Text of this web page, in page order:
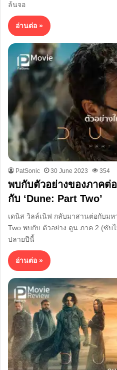
ล้นจอ
อ่านต่อ »
PatSonic 30 June 2023 354
พบกับตัวอย่างของภาคต่
กับ ‘Dune: Part Two’
เดนิส วิลล์เนิฟ กลับมาสานต่อกับม
Two พบกับ ตัวอย่าง ดูน ภาค 2 (ซับ
ปลายปีนี้
อ่านต่อ »